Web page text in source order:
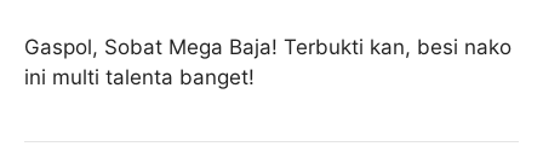
Gaspol, Sobat Mega Baja! Terbukti kan, besi nako
ini multi talenta banget!